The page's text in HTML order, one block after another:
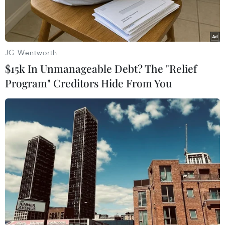
Ông Raphael Bostic, Chủ tịch chi nhánh Atlanta của Cục Dự trữ
liên bang Mỹ (Fed). (Nguồn: Bloomberg)
Chủ tịch chi nhánh Atlanta của Cục Dự trữ liên
bang Mỹ (Fed), ông Raphael Bostic cho hay ngân
hàng trung ương này không chịu áp lực khẩn
cấp trong việc cắt giảm lãi suất do nền kinh tế
JG Wentworth
$15k In Unmanageable Debt? The "Relief
Program" Creditors Hide From You